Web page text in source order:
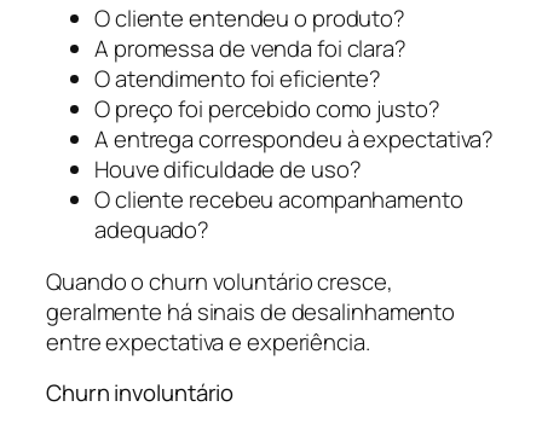
O cliente entendeu o produto?
A promessa de venda foi clara?
O atendimento foi eficiente?
O preço foi percebido como justo?
A entrega correspondeu à expectativa?
Houve dificuldade de uso?
O cliente recebeu acompanhamento
adequado?
Quando o churn voluntário cresce,
geralmente há sinais de desalinhamento
entre expectativa e experiência.
Churn involuntário